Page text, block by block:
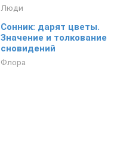
Люди
Сонник: дарят цветы.
Значение и толкование
сновидений
Флора